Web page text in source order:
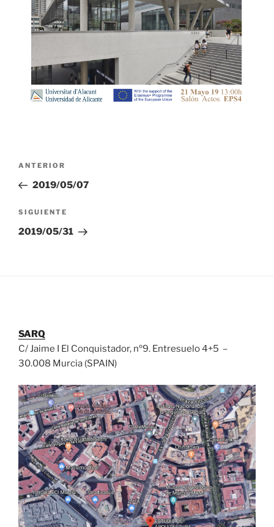
Navegación
entradas
Entrada
anterior:
ANTERIOR
2019/05/07
Siguiente
entrada
SIGUIENTE
2019/05/31
SARQ
C/ Jaime I El Conquistador, nº9. Entresuelo 4+5 –
30.008 Murcia (SPAIN)